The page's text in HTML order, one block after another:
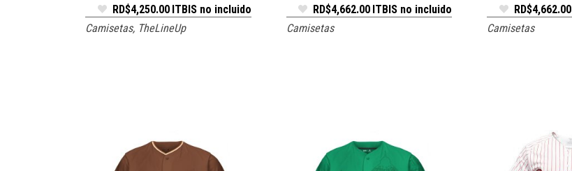
RD$4,250.00 ITBIS no incluido
Camisetas, TheLineUp
RD$4,662.00 ITBIS no incluido
Camisetas
RD$4,662.00
Camisetas